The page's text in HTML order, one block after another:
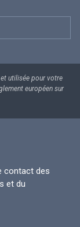
utilisée pour votre
européen sur
contact des
et du